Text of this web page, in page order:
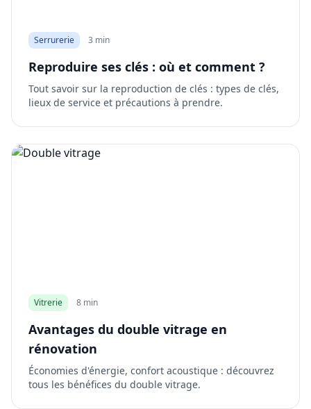
Serrurerie 3 min
Reproduire ses clés : où et comment ?
Tout savoir sur la reproduction de clés : types de clés,
lieux de service et précautions à prendre.
Vitrerie 8 min
Avantages du double vitrage en
rénovation
Économies d'énergie, confort acoustique : découvrez
tous les bénéfices du double vitrage.